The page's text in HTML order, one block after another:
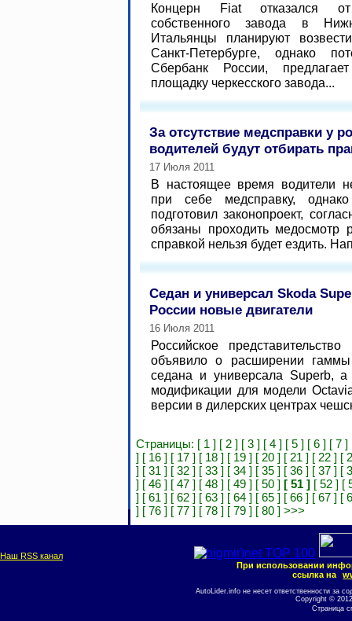
Концерн Fiat отказался от
собственного завода в
Итальянцы планируют
Санкт-Петербурге, однако
Сбербанк России,
площадку черкесского завода...
За отсутствие медсправки у
водителей будут отбирать
17 Июля 2011
В настоящее время водители
при себе медсправку,
подготовил законопроект,
обязаны проходить медосмотр
справкой нельзя будет ездить.
Седан и универсал Skoda
России новые двигатели
16 Июля 2011
Российское
объявило о расширении гаммы
седана и универсала Superb,
модификации для модели
версии в дилерских центрах
Страницы: [ 1 ] [ 2 ] [ 3 ] [ 4 ] [ 5 ] [ 6 ] [ 7 ]
] [ 16 ] [ 17 ] [ 18 ] [ 19 ] [ 20 ] [ 21 ] [ 22 ] [
] [ 31 ] [ 32 ] [ 33 ] [ 34 ] [ 35 ] [ 36 ] [ 37 ] [
] [ 46 ] [ 47 ] [ 48 ] [ 49 ] [ 50 ] [ 51 ] [ 52 ] [
] [ 61 ] [ 62 ] [ 63 ] [ 64 ] [ 65 ] [ 66 ] [ 67 ] [
] [ 76 ] [ 77 ] [ 78 ] [ 79 ] [ 80 ] >>>
Наш RSS канал
При использовании
ссылка на
AutoLider.info не несет ответственности за
Copyright ©
Страница